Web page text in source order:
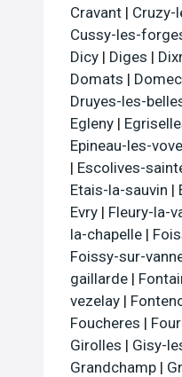
Cravant | Cruzy-
Cussy-les-
Dicy | Diges |
Domats |
Druyes-les-
Egleny |
Epineau-les-
| Escolives-
Etais-la-sauvin |
Evry | Fleury-la-
la-chapelle |
Foissy-sur-
gaillarde |
vezelay |
Foucheres |
Girolles | Gisy-
Grandchamp |